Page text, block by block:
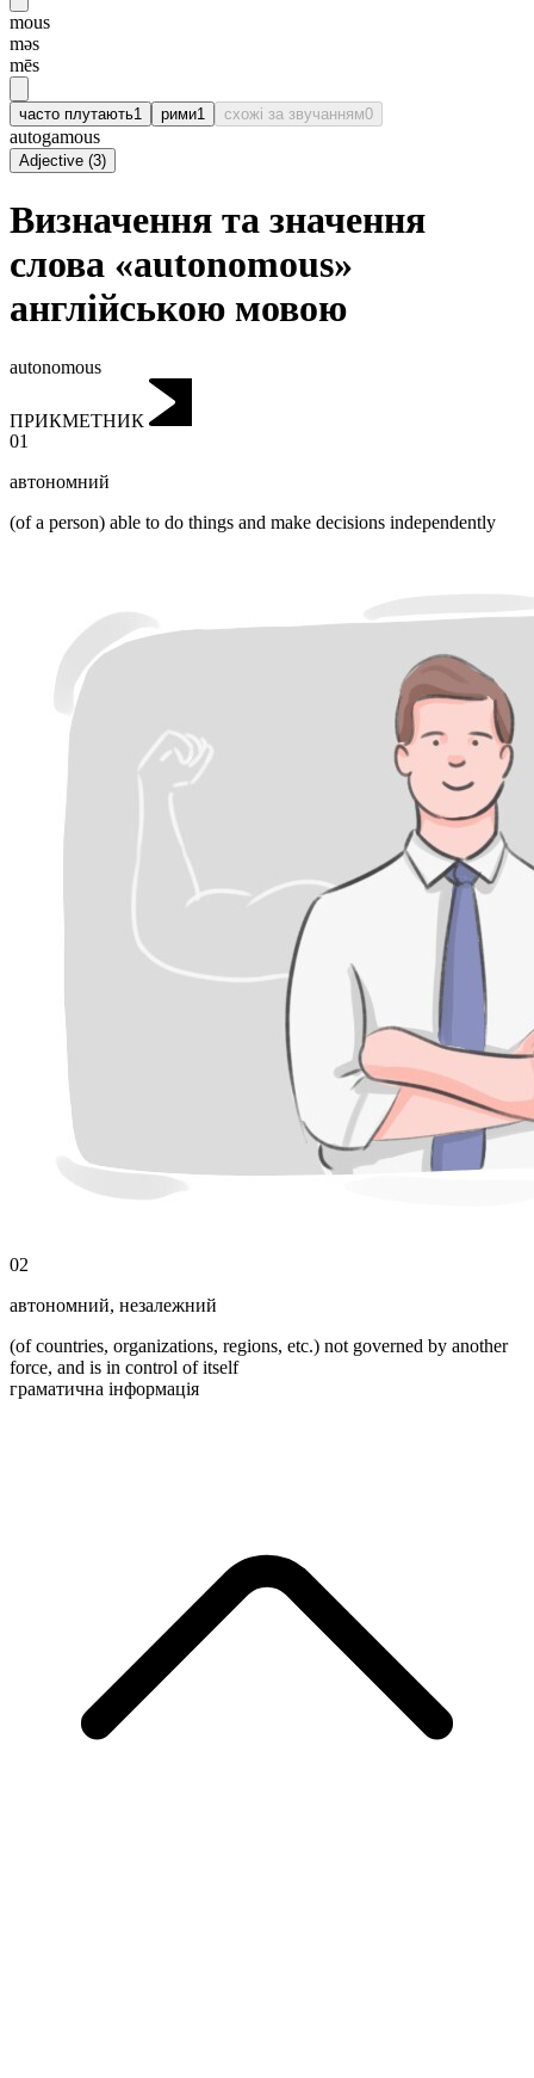
mous
məs
mēs
часто плутають1 рими1 схожі за звучанням0
autogamous
Adjective (3)
Визначення та значення
слова «autonomous»
англійською мовою
autonomous
ПРИКМЕТНИК
01
автономний
(of a person) able to do things and make decisions independently
02
автономний, незалежний
(of countries, organizations, regions, etc.) not governed by another
force, and is in control of itself
граматична інформація